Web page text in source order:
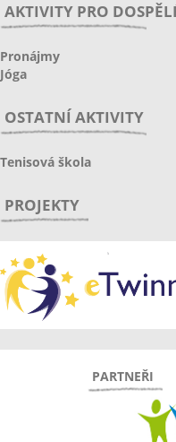
AKTIVITY PRO
Pronájmy
Jóga
OSTATNÍ AKTIVITY
Tenisová škola
PROJEKTY
PARTNEŘI